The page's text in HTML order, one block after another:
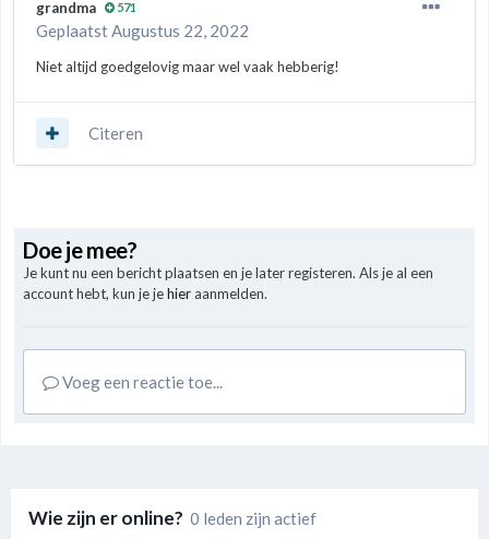
grandma 571
Geplaatst Augustus 22, 2022
Niet altijd goedgelovig maar wel vaak hebberig!
Citeren
Doe je mee?
Je kunt nu een bericht plaatsen en je later registeren. Als je al een
account hebt, kun je jehier aanmelden.
Voeg een reactie toe...
Wie zijn er online? 0 leden zijn actief